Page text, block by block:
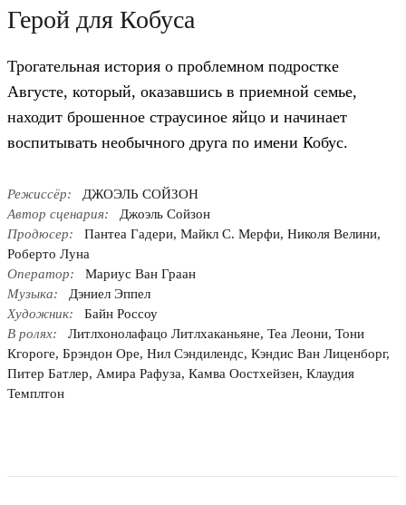
Герой для Кобуса
Трогательная история о проблемном подростке
Августе, который, оказавшись в приемной семье,
находит брошенное страусиное яйцо и начинает
воспитывать необычного друга по имени Кобус.
Режиссёр:
ДЖОЭЛЬ СОЙЗОН
Автор сценария:
Джоэль Сойзон
Продюсер:
Пантеа Гадери, Майкл С. Мерфи, Николя Велини,
Роберто Луна
Оператор:
Мариус Ван Граан
Музыка:
Дэниел Эппел
Художник:
Байн Россоу
В ролях:
Литлхонолафацо Литлхаканьяне, Теа Леони, Тони
Кгороге, Брэндон Оре, Нил Сэндилендс, Кэндис Ван Лиценборг,
Питер Батлер, Амира Рафуза, Камва Оостхейзен, Клаудия
Темплтон